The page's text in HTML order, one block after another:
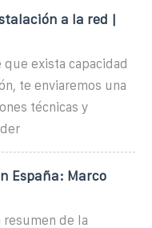
a la red |
exista capacidad
te enviaremos una
técnicas y
España: Marco
de la